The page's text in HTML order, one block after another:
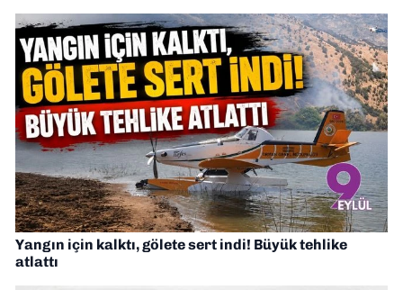
Yangın için kalktı, gölete sert indi! Büyük tehlike
atlattı